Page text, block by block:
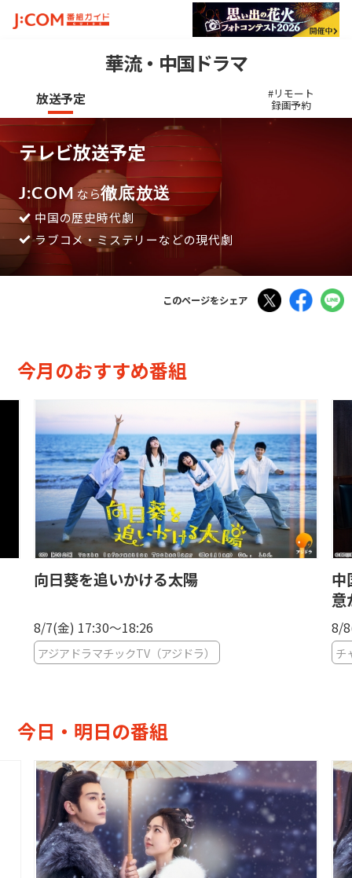
華流・中国ドラマ
放送予定 #リモート
録画予約
テレビ放送予定
J:COM なら徹底放送
中国の歴史時代劇
ラブコメ・ミステリーなどの現代劇
このページをシェア Tweet
今月のおすすめ番組
中国ドラマ「正当防衛〜それは、正義か殺
8/8(土) 00:00〜01:00
チャンネル銀河 歴史ドラマ・サスペンス・日本のうた
今日・明日の番組